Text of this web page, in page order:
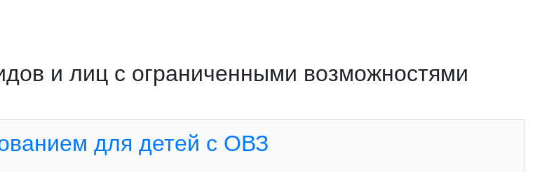
и лиц с ограниченными возможностями
для детей с ОВЗ